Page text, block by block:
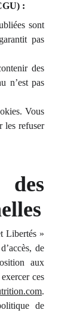
:
sont
pas
des
n’est pas
Vous
les refuser
Libertés »
de
aux
ces
.
de